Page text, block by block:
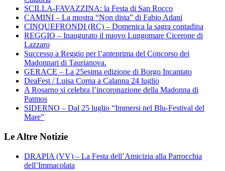
SCILLA-FAVAZZINA: la Festa di San Rocco
CAMINI – La mostra “Non dista” di Fabio Adani
CINQUEFRONDI (RC) – Domenica la sagra contadina
REGGIO – Inaugurato il nuovo Lungomare Cicerone di
Lazzaro
Successo a Reggio per l’anteprima del Concorso dei
Madonnari di Taurianova.
GERACE – La 25esima edizione di Borgo Incantato
DeaFest / Luisa Corna a Calanna 24 luglio
A Rosarno si celebra l’incoronazione della Madonna di
Patmos
SIDERNO – Dal 25 luglio “Immersi nel Blu-Festival del
Mare”
Le Altre Notizie
DRAPIA (VV) – La Festa dell’Amicizia alla Parrocchia
dell’Immacolata